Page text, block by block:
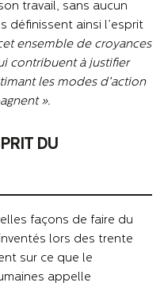
travail, sans aucun
définissent ainsi l’esprit
ensemble de croyances
contribuent à justifier
les modes d’action
».
DU
façons de faire du
lors des trente
sur ce que le
appelle